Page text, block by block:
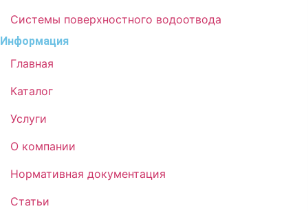
Системы поверхностного водоотвода
Информация
Главная
Каталог
Услуги
О компании
Нормативная документация
Статьи